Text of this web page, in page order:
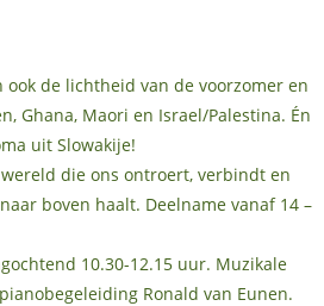
ook de lichtheid van de voorzomer en
Ghana, Maori en Israel/Palestina. Én
uit Slowakije!
die ons ontroert, verbindt en
boven haalt. Deelname vanaf 14 –
10.30-12.15 uur. Muzikale
Ronald van Eunen.